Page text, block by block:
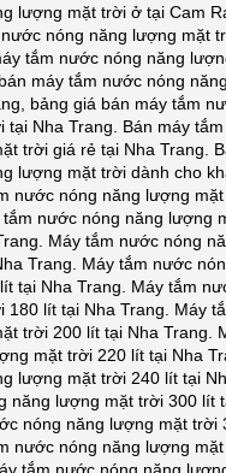
lượng mặt trời ở tại Cam
nóng năng lượng mặt
tắm nước nóng năng
máy tắm nước nóng
bảng giá bán máy tắm
tại Nha Trang. Bán máy
trời giá rẻ tại Nha Trang.
lượng mặt trời dành cho
nước nóng năng lượng
nước nóng năng lượng
Máy tắm nước nóng
Trang. Máy tắm nước
tại Nha Trang. Máy tắm
180 lít tại Nha Trang. Máy
trời 200 lít tại Nha Trang.
mặt trời 220 lít tại Nha
lượng mặt trời 240 lít tại
năng lượng mặt trời 300 lít
nóng năng lượng mặt trời
nước nóng năng lượng
tắm nước nóng năng